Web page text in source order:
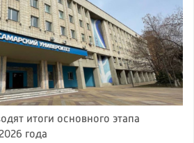
итоги основного этапа
года